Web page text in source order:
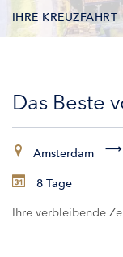
IHRE KREUZFAHRT
KABINEN
Das Beste
Amsterdam
8 Tage
Ihre verbleibende